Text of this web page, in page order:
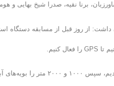
برنا نقیه، صدرا شیخ بهایی و
از روز قبل از مسابقه دستگاه